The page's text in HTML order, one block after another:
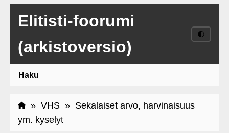
Elitisti-foorumi
(arkistoversio)
🌓
Haku
» VHS» Sekalaiset arvo, harvinaisuus
ym. kyselyt